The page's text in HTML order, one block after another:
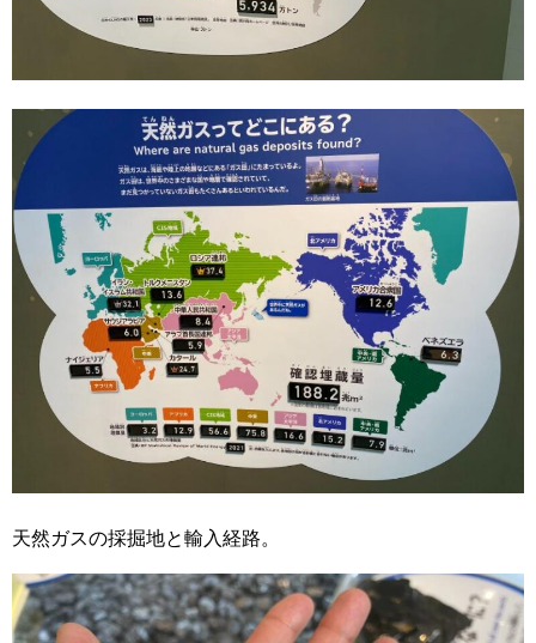
天然ガスの採掘地と輸入経路。